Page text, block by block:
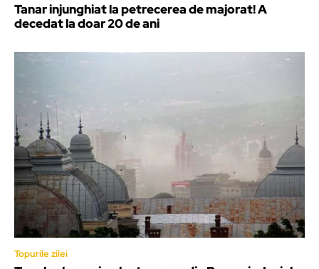
Tanar injunghiat la petrecerea de majorat! A
decedat la doar 20 de ani
Topurile zilei